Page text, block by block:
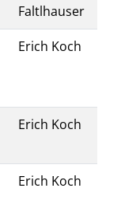
Faltlhauser
Erich Koch
Erich Koch
Erich Koch